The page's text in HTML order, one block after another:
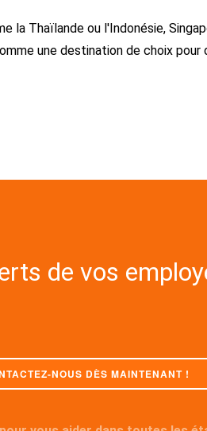
la Thaïlande ou l'Indonésie,
une destination de choix
de vos
NOUS DÈS MAINTENANT !